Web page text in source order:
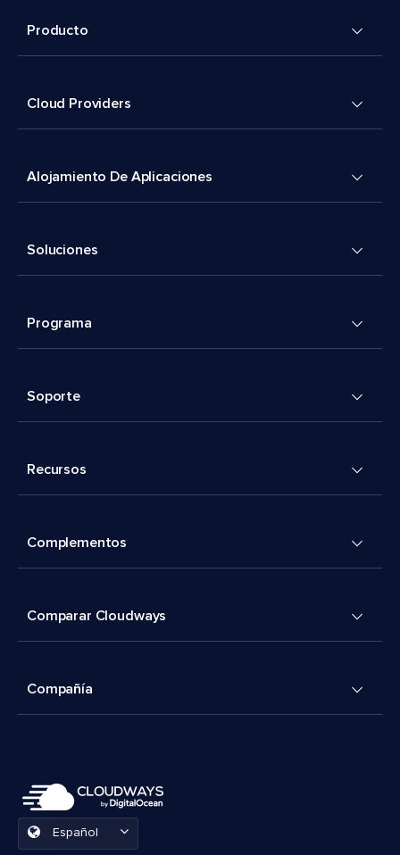
Producto
Cloud Providers
Alojamiento De Aplicaciones
Soluciones
Programa
Soporte
Recursos
Complementos
Comparar Cloudways
Compañía
Español